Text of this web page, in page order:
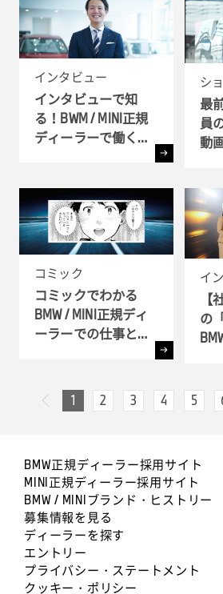
インタビュー
インタビューで知
る！BWM / MINI正規
ディーラーで働く理
シ
最
員
動
コミック
コミックでわかる
BMW / MINI正規ディ
ーラーでの仕事とキ
イ
の
) へ
1 2 3 4 5
BMW正規ディーラー採用サイト
MINI正規ディーラー採用サイト
BMW / MINIブランド・ヒストリー
募集情報を見る
ディーラーを探す
エントリー
プライバシー・ステートメント
クッキー・ポリシー